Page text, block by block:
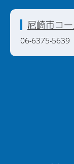
尼崎市コ
06-6375-5639